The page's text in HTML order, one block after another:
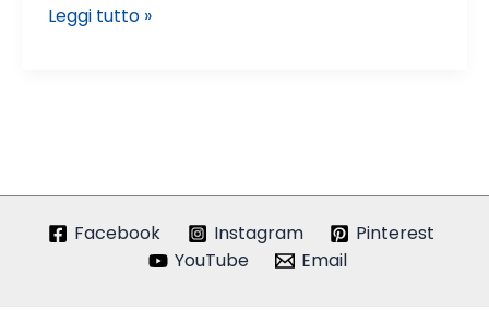
Agriturismo
Leggi tutto »
Facebook Instagram
Pinterest
YouTube
Email